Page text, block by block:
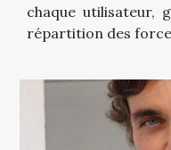
chaque utilisateur,
répartition des